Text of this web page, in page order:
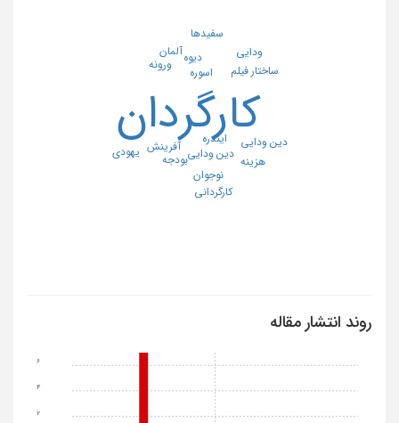
کارگردان
اسوره
ایندره
دین ودایی
دیوه
ورونه
آفرینش
آلمان
بودجه
دین ودایی
ساختار فیلم
سفیدها
نوجوان
هزینه
ودایی
کارگردانی
یهودی
روند انتشار مقاله
2
4
6